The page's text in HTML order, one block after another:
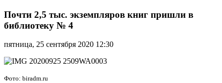
2,5
экземпляров
пришли
в
библиотеку
№
Почти 2,5 тыс. экземпляров книг пришли в
библиотеку № 4
пятница, 25 сентября 2020 12:30
Фото: biradm.ru